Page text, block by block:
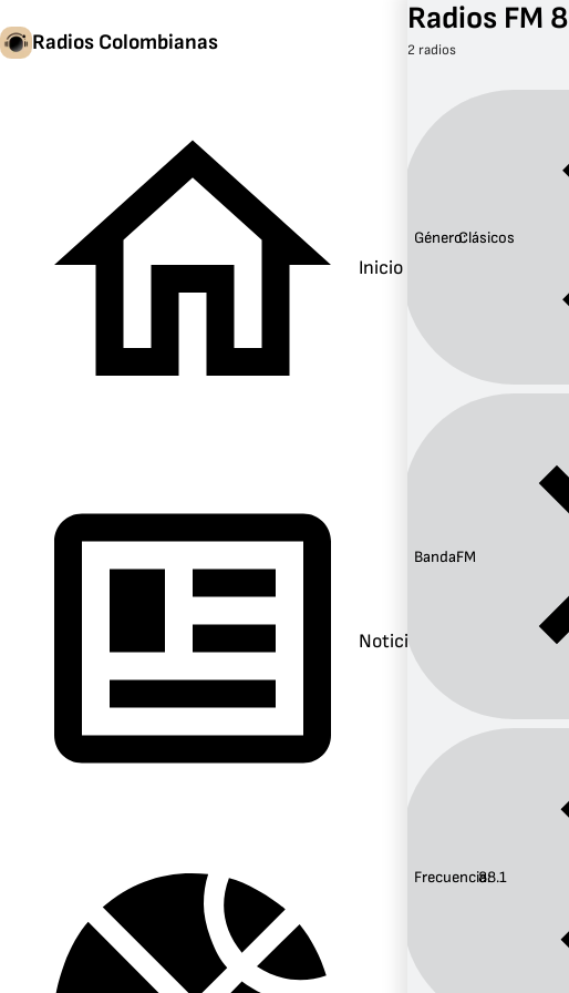
Radios Colombianas
Inicio
Noticias
Radios FM
2 radios
Género:Clásicos
Banda:FM
Frecuencia:88.1